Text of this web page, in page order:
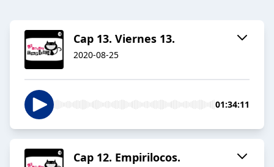
Cap 13. Viernes 13.
2020-08-25
01:34:11
Cap 12. Empirilocos.